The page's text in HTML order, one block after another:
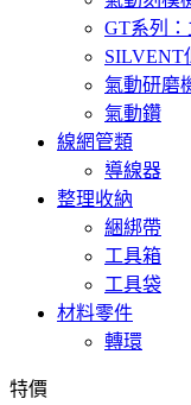
GT系列
SILVENT
氣動研磨
氣動鑽
線網管類
導線器
整理收納
綑綁帶
工具箱
工具袋
材料零件
轉環
特價